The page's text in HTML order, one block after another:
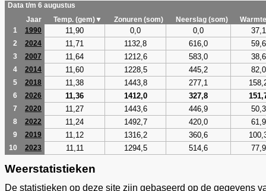
Data t/m 6 augustus
Jaar
Temp. (gem)▼ Zonuren (som) Neerslag (som)
1
1990 11,90 0,0 0,0 37,1
2 2024 11,71 1132,8 616,0 59,6
3 2007 11,64 1212,6 583,0 38,6
4 2014 11,60 1228,5 445,2 82,0
5 2018 11,38 1443,8 277,1
6 2026 11,36 1412,0 327,8
7 2020 11,27 1443,6 446,9 50,3
8 2022 11,24 1492,7 420,0 61,9
9 2019 11,12 1316,2 360,6
10 2023 11,11 1294,5 514,6 77,9
Weerstatistieken
De statistieken op deze site zijn gebaseerd op de gegevens